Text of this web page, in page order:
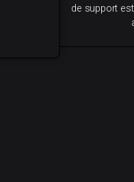
de support